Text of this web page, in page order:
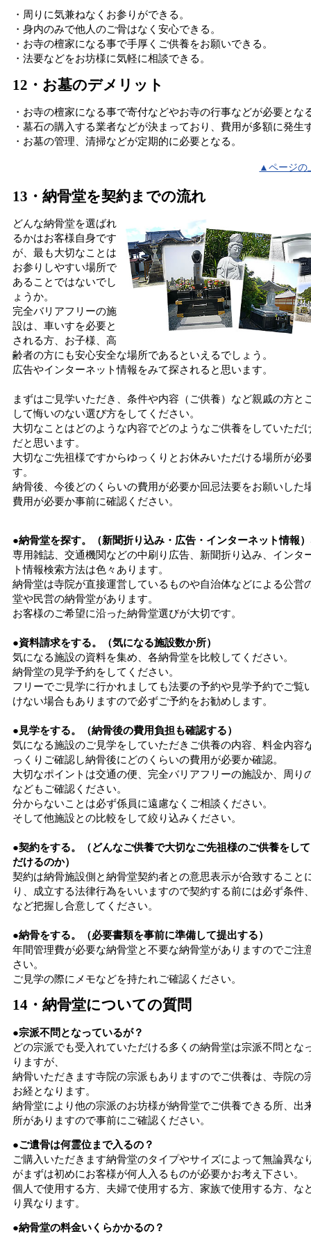
・周りに気兼ねなくお参りができる。
・身内のみで他人のご骨はなく安心できる。
・お寺の檀家になる事で手厚くご供養をお願いできる。
・法要などをお坊様に気軽に相談できる。
12・お墓のデメリット
・お寺の檀家になる事で寄付などやお寺の行事などが必要とな
・墓石の購入する業者などが決まっており、費用が多額に発生
・お墓の管理、清掃などが定期的に必要となる。
▲ページの
13・納骨堂を契約までの流れ
どんな納骨堂を選ばれ
るかはお客様自身です
が、最も大切なことは
お参りしやすい場所で
あることではないでし
ょうか。
完全バリアフリーの施
設は、車いすを必要と
される方、お子様、高
齢者の方にも安心安全な場所であるといえるでしょう。
広告やインターネット情報をみて探されると思います。
まずはご見学いただき、条件や内容（ご供養）など親戚の方と
して悔いのない選び方をしてください。
大切なことはどのような内容でどのようなご供養をしていただ
だと思います。
大切なご先祖様ですからゆっくりとお休みいただける場所が必
す。
納骨後、今後どのくらいの費用が必要か回忌法要をお願いした
費用が必要か事前に確認ください。
●納骨堂を探す。（新聞折り込み・広告・インターネット情報
専用雑誌、交通機関などの中刷り広告、新聞折り込み、インタ
ト情報検索方法は色々あります。
納骨堂は寺院が直接運営しているものや自治体などによる公営
堂や民営の納骨堂があります。
お客様のご希望に沿った納骨堂選びが大切です。
●資料請求をする。（気になる施設数か所）
気になる施設の資料を集め、各納骨堂を比較してください。
納骨堂の見学予約をしてください。
フリーでご見学に行かれましても法要の予約や見学予約でご覧
けない場合もありますので必ずご予約をお勧めします。
●見学をする。（納骨後の費用負担も確認する）
気になる施設のご見学をしていただきご供養の内容、料金内容
っくりご確認し納骨後にどのくらいの費用が必要か確認。
大切なポイントは交通の便、完全バリアフリーの施設か、周り
などもご確認ください。
分からないことは必ず係員に遠慮なくご相談ください。
そして他施設との比較をして絞り込みください。
●契約をする。（どんなご供養で大切なご先祖様のご供養をし
だけるのか）
契約は納骨施設側と納骨堂契約者との意思表示が合致すること
り、成立する法律行為をいいますので契約する前には必ず条件
など把握し合意してください。
●納骨をする。（必要書類を事前に準備して提出する）
年間管理費が必要な納骨堂と不要な納骨堂がありますのでご注
さい。
ご見学の際にメモなどを持たれご確認ください。
14・納骨堂についての質問
●宗派不問となっているが？
どの宗派でも受入れていただける多くの納骨堂は宗派不問とな
りますが、
納骨いただきます寺院の宗派もありますのでご供養は、寺院の
お経となります。
納骨堂により他の宗派のお坊様が納骨堂でご供養できる所、出
所がありますので事前にご確認ください。
●ご遺骨は何霊位まで入るの？
ご購入いただきます納骨堂のタイプやサイズによって無論異な
がまずは初めにお客様が何人入るものが必要かお考え下さい。
個人で使用する方、夫婦で使用する方、家族で使用する方、な
り異なります。
●納骨堂の料金いくらかかるの？